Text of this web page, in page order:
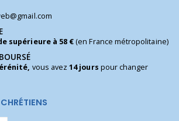
supérieure à 58 €(en France métropolitaine)
vous avez14 jours pour changer